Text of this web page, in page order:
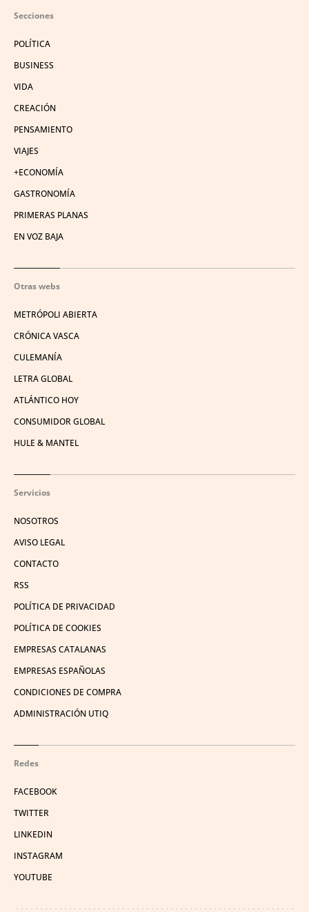
Secciones
POLÍTICA
BUSINESS
VIDA
CREACIÓN
PENSAMIENTO
VIAJES
+ECONOMÍA
GASTRONOMÍA
PRIMERAS PLANAS
EN VOZ BAJA
Otras webs
METRÓPOLI ABIERTA
CRÓNICA VASCA
CULEMANÍA
LETRA GLOBAL
ATLÁNTICO HOY
CONSUMIDOR GLOBAL
HULE & MANTEL
Servicios
NOSOTROS
AVISO LEGAL
CONTACTO
RSS
POLÍTICA DE PRIVACIDAD
POLÍTICA DE COOKIES
EMPRESAS CATALANAS
EMPRESAS ESPAÑOLAS
CONDICIONES DE COMPRA
ADMINISTRACIÓN UTIQ
Redes
FACEBOOK
TWITTER
LINKEDIN
INSTAGRAM
YOUTUBE